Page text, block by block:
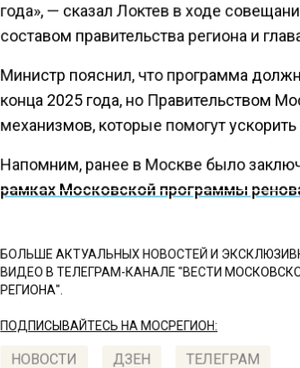
года», — сказал Локтев в ходе
составом правительства региона и
Министр пояснил, что программа
конца 2025 года, но Правительством
механизмов, которые помогут ускорить
Напомним, ранее в Москве было
рамках Московской программы
БОЛЬШЕ АКТУАЛЬНЫХ НОВОСТЕЙ И
ВИДЕО В ТЕЛЕГРАМ-КАНАЛЕ "ВЕСТИ
РЕГИОНА".
ПОДПИСЫВАЙТЕСЬ НА МОСРЕГИОН:
НОВОСТИ ДЗЕН ТЕЛЕГРАМ